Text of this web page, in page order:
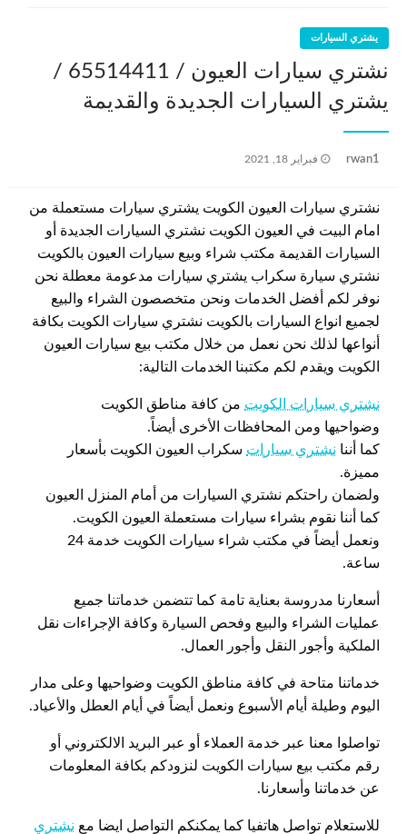
يشتري السيارات
نشتري سيارات العيون / 65514411 /
يشتري السيارات الجديدة والقديمة
rwan1
نُشر
فبراير 18, 2021
نشتري سيارات العيون الكويت يشتري سيارات مستعملة من
امام البيت في العيون الكويت نشتري السيارات الجديدة أو
السيارات القديمة مكتب شراء وبيع سيارات العيون بالكويت
نشتري سيارة سكراب يشتري سيارات مدعومة معطلة نحن
نوفر لكم أفضل الخدمات ونحن متخصصون الشراء والبيع
لجميع انواع السيارات بالكويت نشتري سيارات الكويت بكافة
أنواعها لذلك نحن نعمل من خلال مكتب بيع سيارات العيون
الكويت ويقدم لكم مكتبنا الخدمات التالية:
نشتري سيارات الكويت من كافة مناطق الكويت
وضواحيها ومن المحافظات الأخرى أيضاً.
كما أننا نشتري سيارات سكراب العيون الكويت بأسعار
مميزة.
ولضمان راحتكم نشتري السيارات من أمام المنزل العيون
كما أننا نقوم بشراء سيارات مستعملة العيون الكويت.
ونعمل أيضاً في مكتب شراء سيارات الكويت خدمة 24
ساعة.
أسعارنا مدروسة بعناية تامة كما تتضمن خدماتنا جميع
عمليات الشراء والبيع وفحص السيارة وكافة الإجراءات نقل
الملكية وأجور النقل وأجور العمال.
خدماتنا متاحة في كافة مناطق الكويت وضواحيها وعلى مدار
اليوم وطيلة أيام الأسبوع ونعمل أيضاً في أيام العطل والأعياد.
تواصلوا معنا عبر خدمة العملاء أو عبر البريد الالكتروني أو
رقم مكتب بيع سيارات الكويت لنزودكم بكافة المعلومات
عن خدماتنا وأسعارنا.
للاستعلام تواصل هاتفيا كما يمكنكم التواصل ايضا مع نشتري